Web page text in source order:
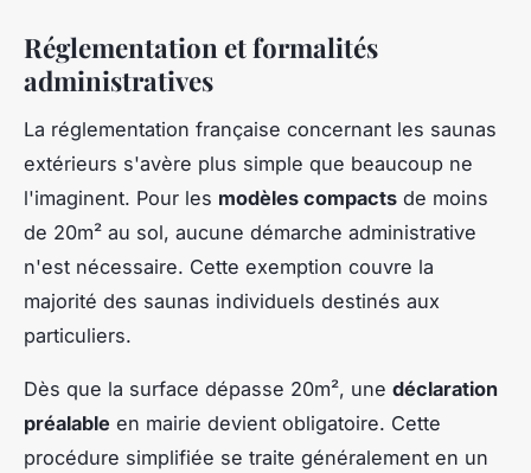
Réglementation et formalités
administratives
La réglementation française concernant les saunas
extérieurs s'avère plus simple que beaucoup ne
l'imaginent. Pour les modèles compacts de moins
de 20m² au sol, aucune démarche administrative
n'est nécessaire. Cette exemption couvre la
majorité des saunas individuels destinés aux
particuliers.
Dès que la surface dépasse 20m², une déclaration
préalable en mairie devient obligatoire. Cette
procédure simplifiée se traite généralement en un